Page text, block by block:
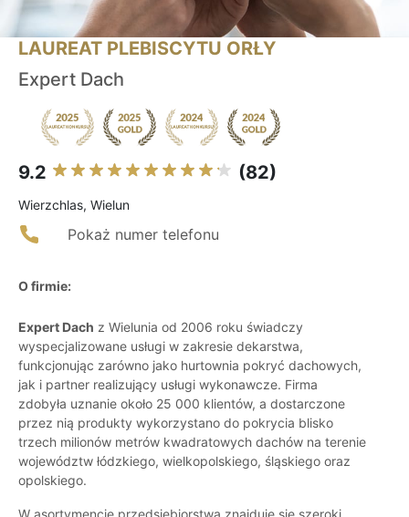
LAUREAT PLEBISCYTU ORŁY
Expert Dach
9.2 (82)
Wierzchlas, Wielun
Pokaż numer telefonu
O firmie:
Expert Dach z Wielunia od 2006 roku świadczy
wyspecjalizowane usługi w zakresie dekarstwa,
funkcjonując zarówno jako hurtownia pokryć dachowych,
jak i partner realizujący usługi wykonawcze. Firma
zdobyła uznanie około 25 000 klientów, a dostarczone
przez nią produkty wykorzystano do pokrycia blisko
trzech milionów metrów kwadratowych dachów na terenie
województw łódzkiego, wielkopolskiego, śląskiego oraz
opolskiego.
W asortymencie przedsiębiorstwa znajduje się szeroki